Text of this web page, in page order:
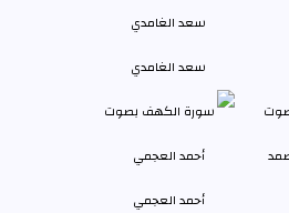
سعد الغامدي
أحمد العجمي